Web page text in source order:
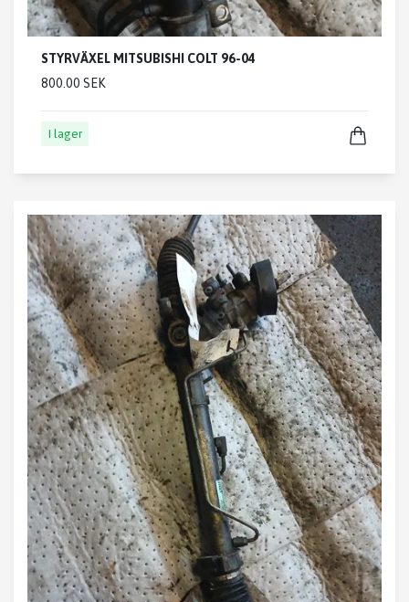
STYRVÄXEL MITSUBISHI COLT 96-04
800.00 SEK
I lager